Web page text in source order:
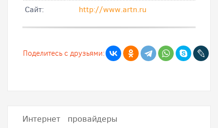
Cайт: http://www.artn.ru
Поделитесь с друзьями:
Интернет провайдеры